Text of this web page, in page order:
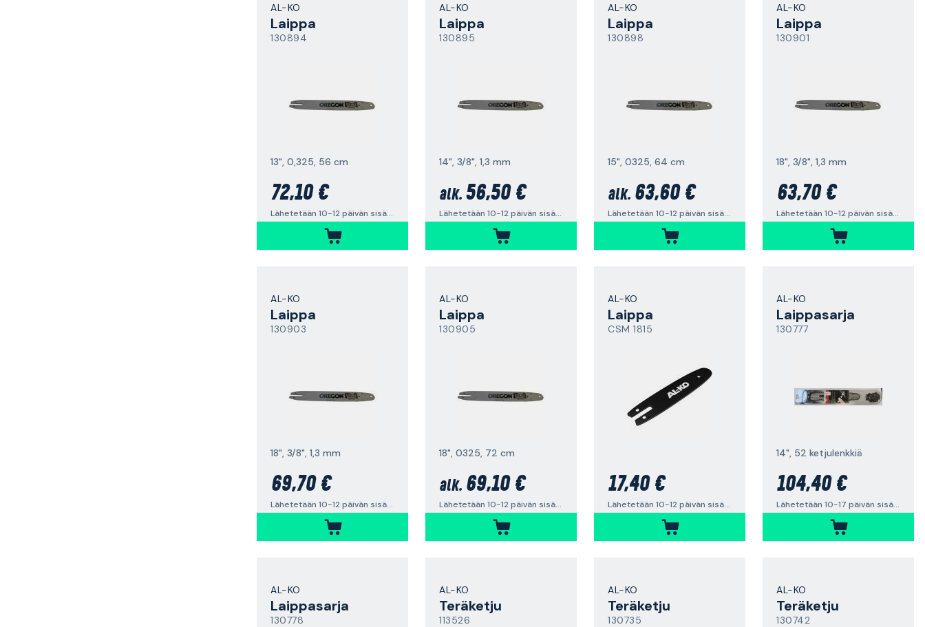
AL-KO
Laippa
130894
13", 0,325, 56 cm
72,10 €
Lähetetään 10-12 päivän sisällä
AL-KO
Laippa
130895
14", 3/8", 1,3 mm
alk. 56,50 €
Lähetetään 10-12 päivän sisällä
AL-KO
Laippa
130898
15", 0325, 64 cm
alk. 63,60 €
Lähetetään 10-12 päivän sisällä
AL-KO
Laippa
130901
18", 3/8", 1,3 mm
63,70 €
Lähetetään 10-12 päivän sisällä
AL-KO
Laippa
130903
18", 3/8", 1,3 mm
69,70 €
Lähetetään 10-12 päivän sisällä
AL-KO
Laippa
130905
18", 0325, 72 cm
alk. 69,10 €
Lähetetään 10-12 päivän sisällä
AL-KO
Laippa
CSM 1815
17,40 €
Lähetetään 10-12 päivän sisällä
AL-KO
Laippasarja
130777
14", 52 ketjulenkkiä
104,40 €
Lähetetään 10-17 päivän sisällä
AL-KO
Laippasarja
130778
AL-KO
Teräketju
113526
AL-KO
Teräketju
130735
AL-KO
Teräketju
130742